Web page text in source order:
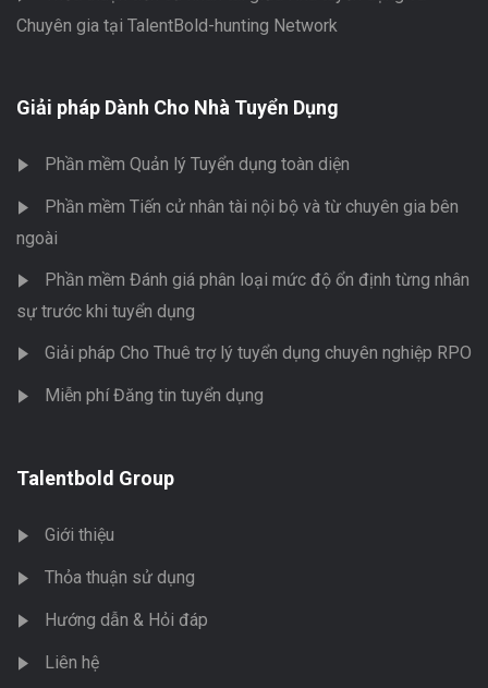
Chuyên gia tại TalentBold-hunting Network
Giải pháp Dành Cho Nhà Tuyển Dụng
Phần mềm Quản lý Tuyển dụng toàn diện
Phần mềm Tiến cử nhân tài nội bộ và từ chuyên gia bên
ngoài
Phần mềm Đánh giá phân loại mức độ ổn định từng nhân
sự trước khi tuyển dụng
Giải pháp Cho Thuê trợ lý tuyển dụng chuyên nghiệp RPO
Miễn phí Đăng tin tuyển dụng
Talentbold Group
Giới thiệu
Thỏa thuận sử dụng
Hướng dẫn & Hỏi đáp
Liên hệ